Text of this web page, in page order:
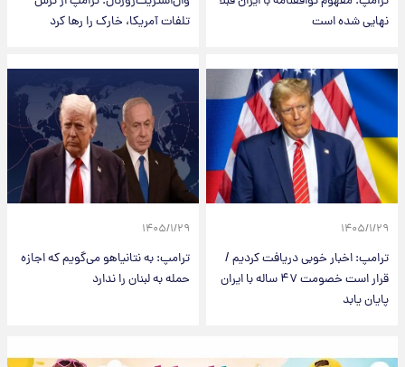
نهایی شده است
تلفات آمریکا، خارک را رها کرد
۱۴۰۵/۱/۲۹
ترامپ: اخبار خوبی دریافت کردیم /
قرار است خصومت ۴۷ ساله با ایران
پایان یابد
۱۴۰۵/۱/۲۹
ترامپ: به نتانیاهو می‌گویم که اجازه
حمله به لبنان را ندارد